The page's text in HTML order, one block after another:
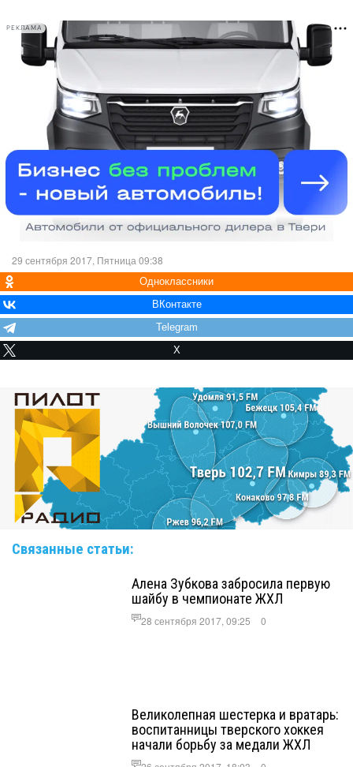
РЕКЛАМА
29 сентября 2017, Пятница 09:38
Одноклассники
ВКонтакте
Telegram
X
Связанные статьи:
Алена Зубкова забросила первую
шайбу в чемпионате ЖХЛ
28 сентября 2017, 09:25 0
Великолепная шестерка и вратарь:
воспитанницы тверского хоккея
начали борьбу за медали ЖХЛ